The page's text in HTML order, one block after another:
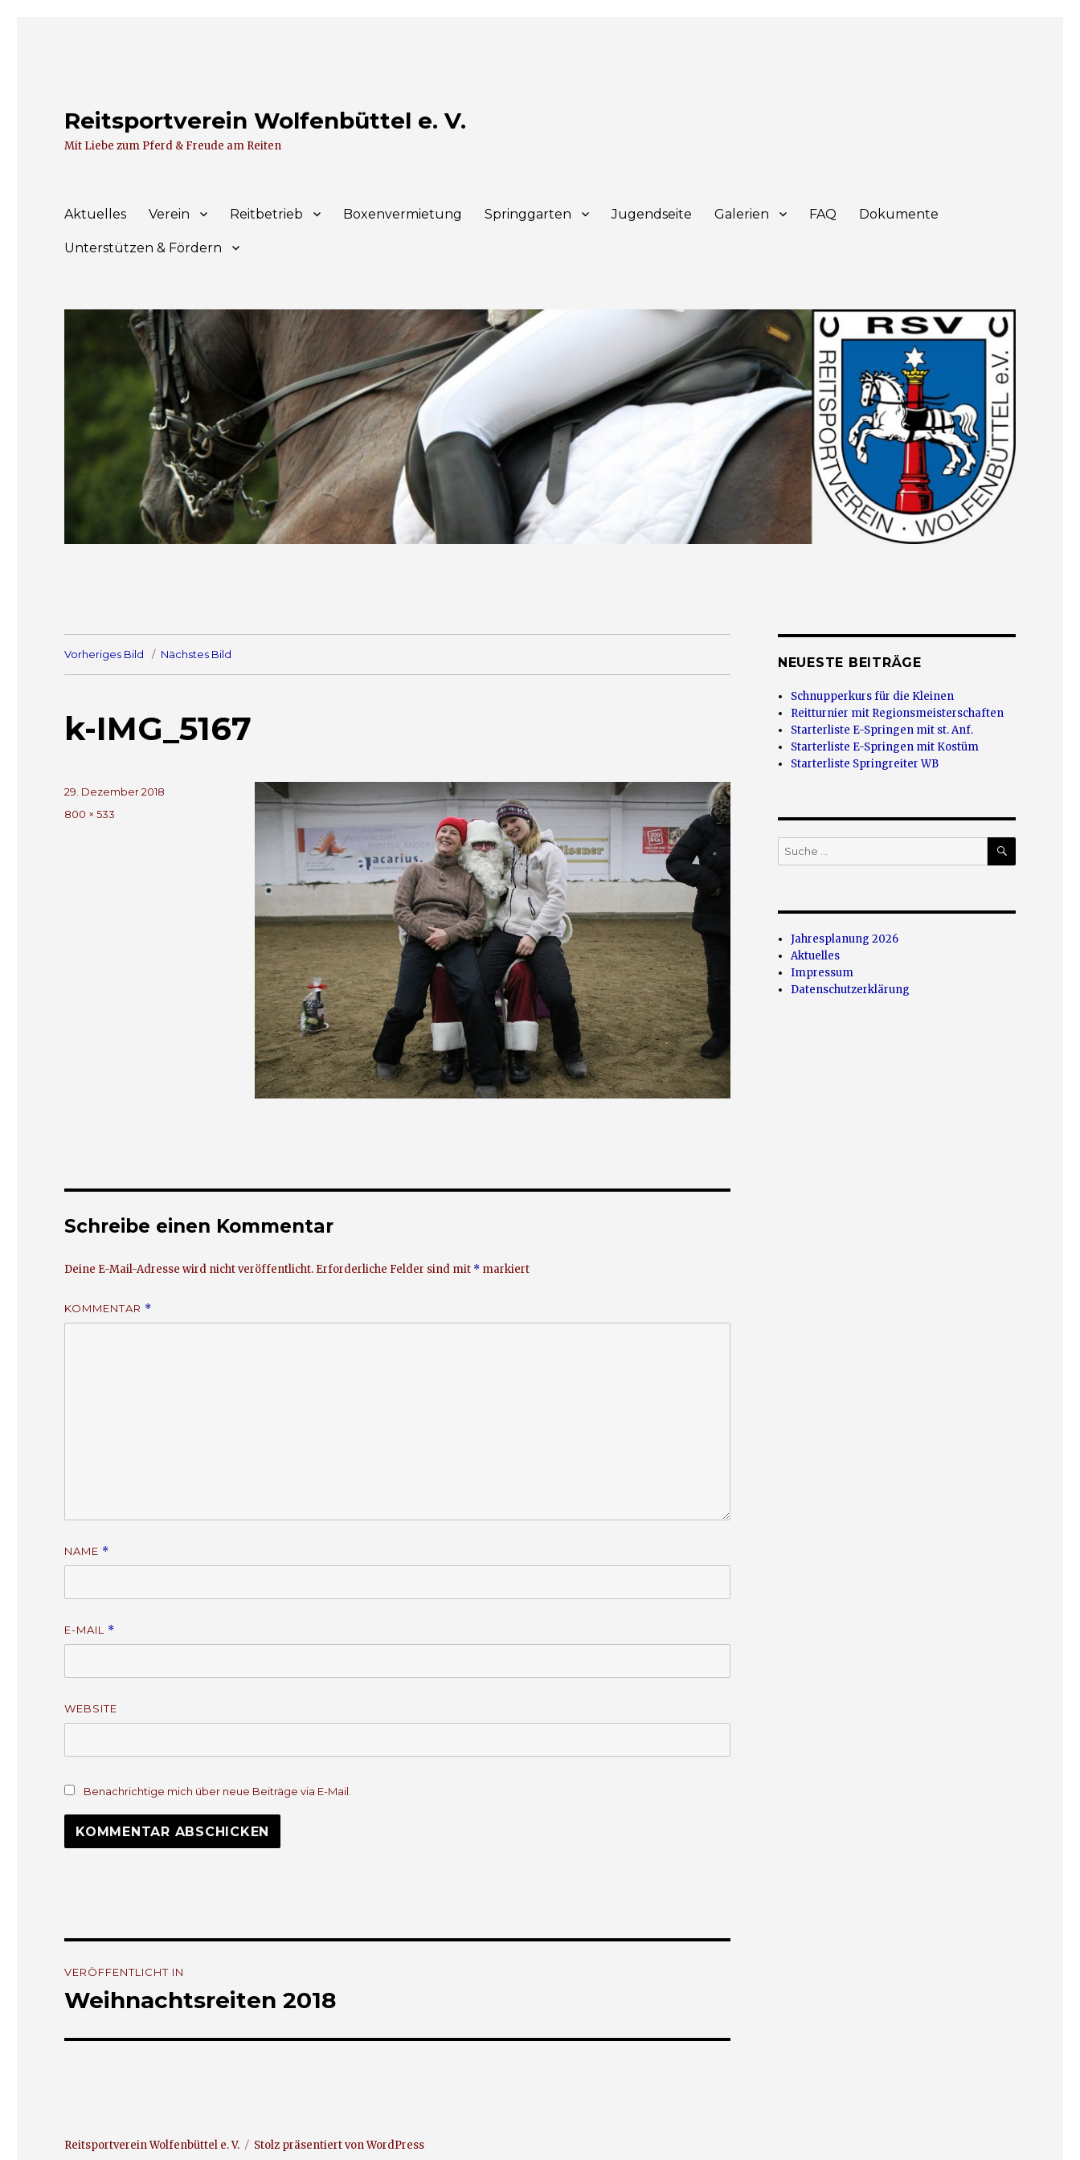
Reitsportverein Wolfenbüttel e. V.
Mit Liebe zum Pferd & Freude am Reiten
Aktuelles Verein Reitbetrieb Boxenvermietung Springgarten Jugendseite Galerien FAQ Dokumente
Unterstützen & Fördern
Vorheriges Bild Nächstes Bild
k-IMG_5167
Veröffentlicht
29. Dezember 2018
Volle
800 × 533
Schreibe einen Kommentar
Deine E-Mail-Adresse wird nicht veröffentlicht. Erforderliche Felder sind mit * markiert
KOMMENTAR *
NAME *
E-MAIL *
WEBSITE
Benachrichtige mich über neue Beiträge via E-Mail.
Navigation
VERÖFFENTLICHT IN
Weihnachtsreiten 2018
NEUESTE BEITRÄGE
Schnupperkurs für die Kleinen
Reitturnier mit Regionsmeisterschaften
Starterliste E-Springen mit st. Anf.
Starterliste E-Springen mit Kostüm
Starterliste Springreiter WB
Suche
nach:
SUCHEN
Jahresplanung 2026
Aktuelles
Impressum
Datenschutzerklärung
Reitsportverein Wolfenbüttel e. V. Stolz präsentiert von WordPress